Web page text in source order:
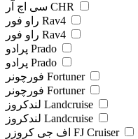
سی اچ آر CHR
راو فور Rav4
راو فور Rav4
پرادو Prado
پرادو Prado
فورچونر Fortuner
فورچونر Fortuner
لندکروز Landcruise
لندکروز Landcruise
اف جی کروزر FJ Cruiser